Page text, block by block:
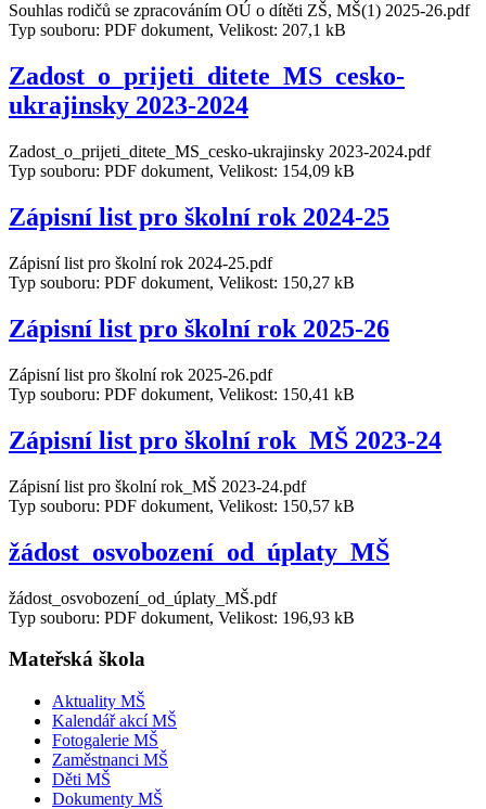
Souhlas rodičů se zpracováním OÚ o dítěti ZŠ, MŠ(1) 2025-26.pdf
Typ souboru: PDF dokument, Velikost: 207,1 kB
Zadost_o_prijeti_ditete_MS_cesko-
ukrajinsky 2023-2024
Zadost_o_prijeti_ditete_MS_cesko-ukrajinsky 2023-2024.pdf
Typ souboru: PDF dokument, Velikost: 154,09 kB
Zápisní list pro školní rok 2024-25
Zápisní list pro školní rok 2024-25.pdf
Typ souboru: PDF dokument, Velikost: 150,27 kB
Zápisní list pro školní rok 2025-26
Zápisní list pro školní rok 2025-26.pdf
Typ souboru: PDF dokument, Velikost: 150,41 kB
Zápisní list pro školní rok_MŠ 2023-24
Zápisní list pro školní rok_MŠ 2023-24.pdf
Typ souboru: PDF dokument, Velikost: 150,57 kB
žádost_osvobození_od_úplaty_MŠ
žádost_osvobození_od_úplaty_MŠ.pdf
Typ souboru: PDF dokument, Velikost: 196,93 kB
Mateřská škola
Aktuality MŠ
Kalendář akcí MŠ
Fotogalerie MŠ
Zaměstnanci MŠ
Děti MŠ
Dokumenty MŠ